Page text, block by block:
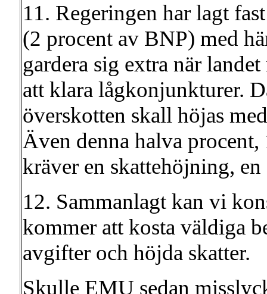
11. Regeringen har lagt
(2 procent av BNP) med
gardera sig extra när
att klara lågkonjunkturer.
överskotten skall höjas
Även denna halva
kräver en skattehöjning,
12. Sammanlagt kan vi
kommer att kosta väldiga
avgifter och höjda skatter.
Skulle EMU sedan